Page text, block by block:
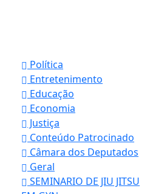
Política
Entretenimento
Educação
Economia
Justiça
Conteúdo Patrocinado
Câmara dos Deputados
Geral
SEMINARIO DE JIU JITSU